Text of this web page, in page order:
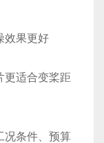
果更好
适合变桨距
条件、预算